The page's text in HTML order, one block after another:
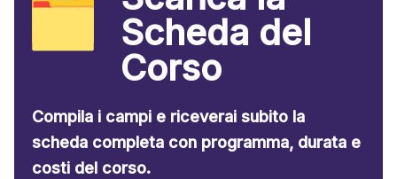
Scheda del
Corso
Compila i campi e riceverai subito la
scheda completa con programma, durata e
costi del corso.